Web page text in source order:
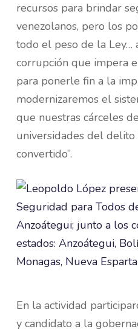
recursos para brindar
venezolanos, pero los
todo el peso de la Ley…
corrupción que impera
para ponerle fin a la
modernizaremos el
que nuestras cárceles
universidades del delito
convertido”.
En la actividad
y candidato a la